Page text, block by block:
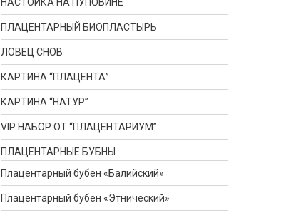
ПЛАЦЕНТАРНЫЙ БИОПЛАСТЫРЬ
ЛОВЕЦ СНОВ
КАРТИНА “ПЛАЦЕНТА”
КАРТИНА “НАТУР”
VIP НАБОР ОТ “ПЛАЦЕНТАРИУМ”
ПЛАЦЕНТАРНЫЕ БУБНЫ
Плацентарный бубен «Балийский»
Плацентарный бубен «Этнический»